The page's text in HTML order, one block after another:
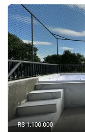
R$ 1.100.000